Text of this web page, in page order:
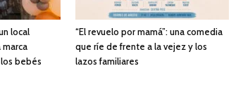
local
bebés
“El revuelo por mamá”: una comedia
que ríe de frente a la vejez y los
lazos familiares